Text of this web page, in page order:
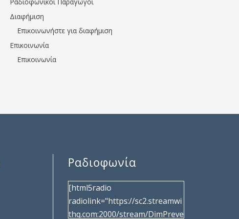
Διαφήμιση
Επικοινωνήστε για διαφήμιση
Επικοινωνία
Επικοινωνία
Ραδιοφωνία
[html5radio
radiolink="https://sc2.streamwi
thq.com:2000/stream/DimPreve